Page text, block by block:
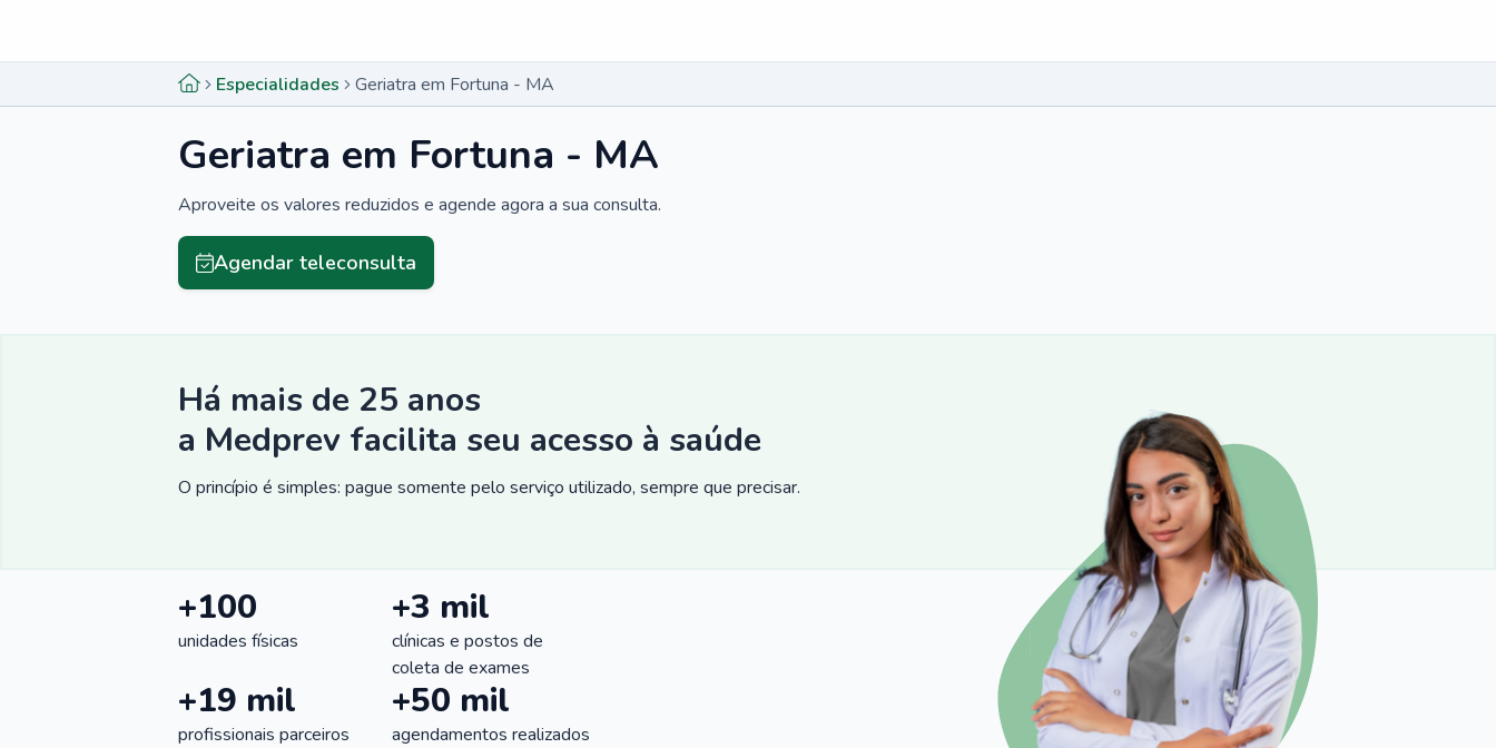
Especialidades Geriatra em Fortuna - MA
Geriatra em Fortuna - MA
Aproveite os valores reduzidos e agende agora a sua consulta.
Agendar teleconsulta
Há mais de 25 anos
a Medprev facilita seu acesso à saúde
O princípio é simples: pague somente pelo serviço utilizado, sempre que precisar.
+100
unidades físicas
+3 mil
clínicas e postos de
coleta de exames
+19 mil
profissionais parceiros
+50 mil
agendamentos realizados